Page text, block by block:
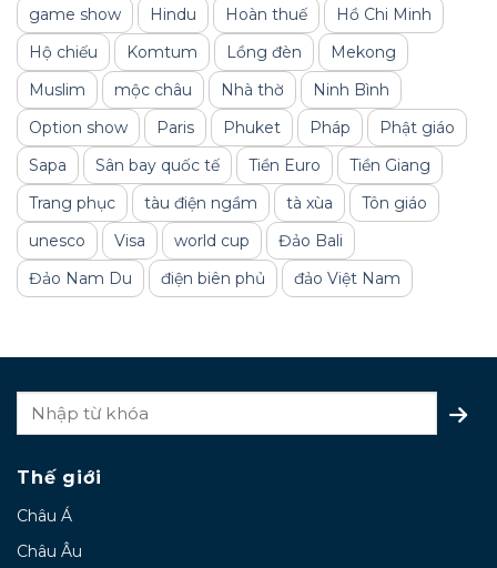
game show
Hindu Hoàn thuế
Hồ Chi Minh
Hộ chiếu
Komtum Lồng đèn
Mekong
Muslim
mộc châu Nhà thờ
Ninh Bình
Option show
Paris Phuket Pháp
Phật giáo
Sapa
Sân bay quốc tế Tiền Euro
Tiền Giang
Trang phục
tàu điện ngầm tà xùa
Tôn giáo
unesco
Visa world cup
Đảo Bali
Đảo Nam Du
điện biên phủ đảo Việt Nam
Thế giới
Châu Á
Châu Âu